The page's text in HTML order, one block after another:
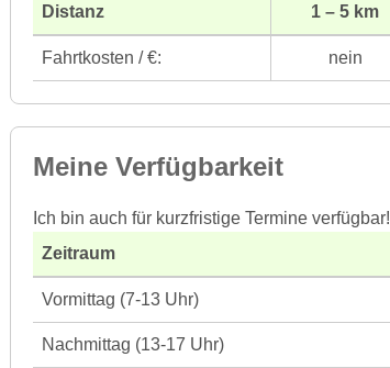
Distanz 1 – 5 km
Fahrtkosten / €: nein
Meine Verfügbarkeit
Ich bin auch für kurzfristige Termine verfügbar!
Zeitraum
Vormittag (7-13 Uhr)
Nachmittag (13-17 Uhr)